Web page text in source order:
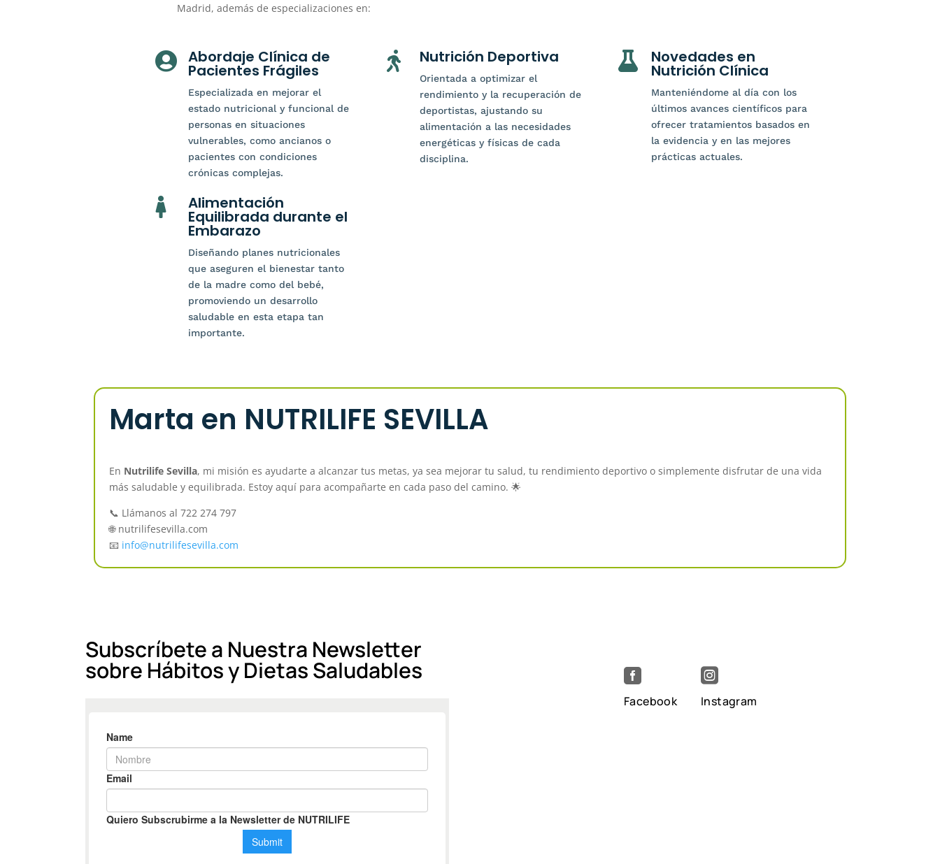
Madrid, además de especializaciones en:
 Abordaje Clínica de
Pacientes Frágiles
Especializada en mejorar el
estado nutricional y funcional de
personas en situaciones
vulnerables, como ancianos o
pacientes con condiciones
crónicas complejas.
 Nutrición Deportiva
Orientada a optimizar el
rendimiento y la recuperación de
deportistas, ajustando su
alimentación a las necesidades
energéticas y físicas de cada
disciplina.
 Novedades en
Nutrición Clínica
Manteniéndome al día con los
últimos avances científicos para
ofrecer tratamientos basados en
la evidencia y en las mejores
prácticas actuales.
 Alimentación
Equilibrada durante el
Embarazo
Diseñando planes nutricionales
que aseguren el bienestar tanto
de la madre como del bebé,
promoviendo un desarrollo
saludable en esta etapa tan
importante.
Marta en NUTRILIFE SEVILLA
En Nutrilife Sevilla, mi misión es ayudarte a alcanzar tus metas, ya sea mejorar tu salud, tu rendimiento deportivo o simplemente disfrutar de una vida
más saludable y equilibrada. Estoy aquí para acompañarte en cada paso del camino. 🌟
📞 Llámanos al 722 274 797
🌐 nutrilifesevilla.com
📧 info@nutrilifesevilla.com
Subscríbete a Nuestra Newsletter
sobre Hábitos y Dietas Saludables 
Facebook

Instagram